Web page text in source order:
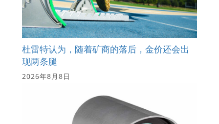
杜雷特认为，随着矿商的落后，金价还会出
现两条腿
2026年8月8日